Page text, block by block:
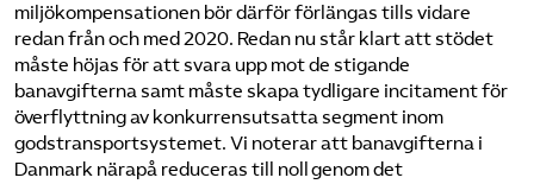
miljökompensationen bör därför förlängas tills vidare
redan från och med 2020. Redan nu står klart att stödet
måste höjas för att svara upp mot de stigande
banavgifterna samt måste skapa tydligare incitament för
överflyttning av konkurrensutsatta segment inom
godstransportsystemet. Vi noterar att banavgifterna i
Danmark närapå reduceras till noll genom det